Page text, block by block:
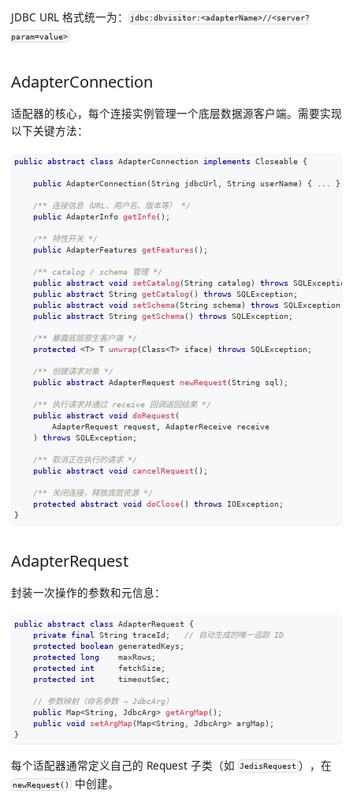
JDBC URL 格式统一为： jdbc:dbvisitor:<adapterName>//<server?
param=value>
AdapterConnection
适配器的核心，每个连接实例管理一个底层数据源客户端。需要实现
以下关键方法：
public abstract class AdapterConnection implements Closeable {
public AdapterConnection(String jdbcUrl , String userName) { . . . }
/** 连接信息（URL、用户名、版本等） */
public AdapterInfo getInfo( ) ;
/** 特性开关 */
public AdapterFeatures getFeatures ( ) ;
/** catalog / schema 管理 */
public abstract void setCatalog (String catalog ) throws SQLException
public abstract String getCatalog ( ) throws SQLException;
public abstract void setSchema(String schema) throws SQLException;
public abstract String getSchema( ) throws SQLException;
/** 暴露底层原生客户端 */
protected
<T> T unwrap(Class<T> iface) throws SQLException;
/** 创建请求对象 */
public abstract AdapterRequest newRequest (String sql ) ;
/** 执行请求并通过 receive 回调返回结果 */
public abstract void doRequest (
AdapterRequest request , AdapterReceive receive
)
throws SQLException;
/** 取消正在执行的请求 */
public abstract void cancelRequest ( ) ;
/** 关闭连接，释放底层资源 */
protected
abstract void doClose( ) throws IOException;
}
AdapterRequest
封装一次操作的参数和元信息：
public abstract class AdapterRequest
{
private
final String traceId ;
// 自动生成的唯一追踪 ID
protected
boolean generatedKeys ;
protected
long
    maxRows
;
protected
int
     fetchSize
;
protected
int
     timeoutSec
;
// 参数映射（命名参数 → JdbcArg）
public Map<String JdbcArg> getArgMap( ) ;
public void setArgMap(Map<String JdbcArg> argMap) ;
}
每个适配器通常定义自己的 Request 子类（如 JedisRequest ），在
newRequest() 中创建。